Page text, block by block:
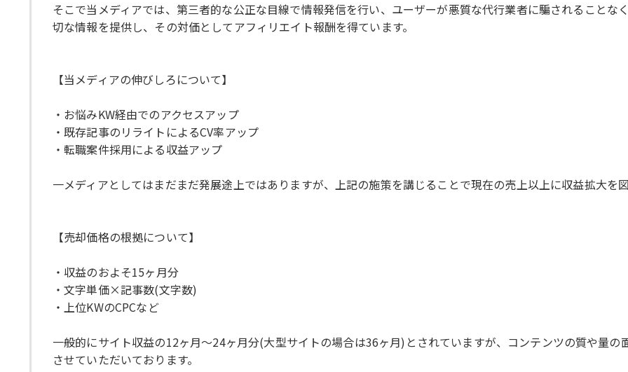
そこで当メディアでは、第三者的な公正な目線で情報発信を行い、ユーザーが悪質な代行業者に騙されることな
切な情報を提供し、その対価としてアフィリエイト報酬を得ています。
【当メディアの伸びしろについて】
・お悩みKW経由でのアクセスアップ
・既存記事のリライトによるCV率アップ
・転職案件採用による収益アップ
一メディアとしてはまだまだ発展途上ではありますが、上記の施策を講じることで現在の売上以上に収益拡大を
【売却価格の根拠について】
・収益のおよそ15ヶ月分
・文字単価×記事数(文字数)
・上位KWのCPCなど
一般的にサイト収益の12ヶ月〜24ヶ月分(大型サイトの場合は36ヶ月)とされていますが、コンテンツの質や量
させていただいております。